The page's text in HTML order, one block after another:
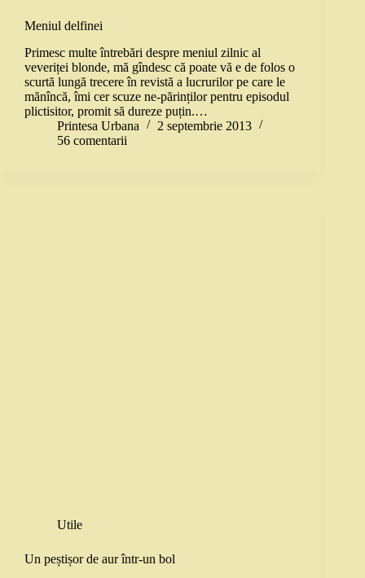
Meniul delfinei
Primesc multe întrebări despre meniul zilnic al
veveriței blonde, mă gîndesc că poate vă e de folos o
scurtă lungă trecere în revistă a lucrurilor pe care le
mănîncă, îmi cer scuze ne-părinților pentru episodul
plictisitor, promit să dureze puțin.…
Printesa Urbana
2 septembrie 2013
56 comentarii
Utile
Un peștișor de aur într-un bol